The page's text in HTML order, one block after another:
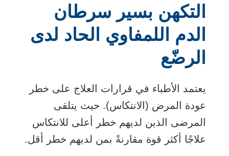
التكهن بسير سرطان
الدم اللمفاوي الحاد لدى
الرضّع
يعتمد الأطباء في قرارات العلاج على خطر
عودة المرض (الانتكاس). حيث يتلقى
المرضى الذين لديهم خطر أعلى للانتكاس
علاجًا أكثر قوة مقارنةً بمن لديهم خطر أقل.